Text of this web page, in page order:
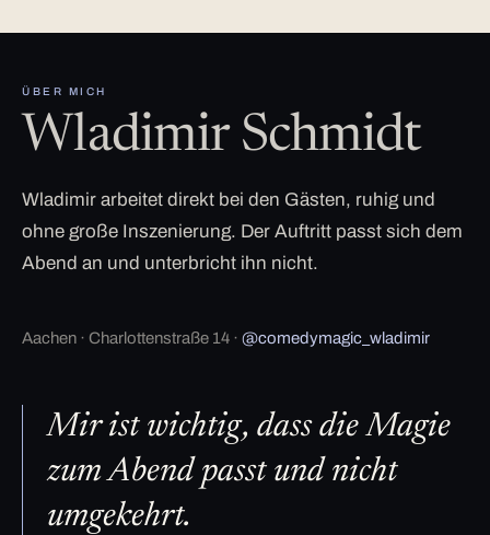
ÜBER MICH
Wladimir Schmidt
Wladimir arbeitet direkt bei den Gästen, ruhig und
ohne große Inszenierung. Der Auftritt passt sich dem
Abend an und unterbricht ihn nicht.
Aachen · Charlottenstraße 14 · @comedymagic_wladimir
Mir ist wichtig, dass die Magie
zum Abend passt und nicht
umgekehrt.